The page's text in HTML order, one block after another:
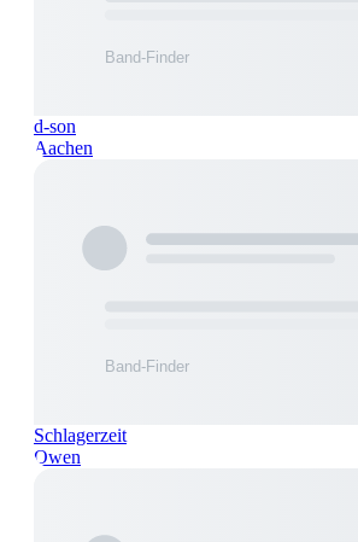
d-son
Aachen
Schlagerzeit
Owen